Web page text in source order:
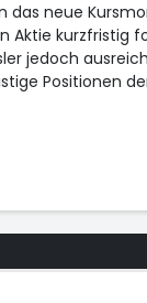
das neue
Aktie kurzfristig
jedoch
Positionen